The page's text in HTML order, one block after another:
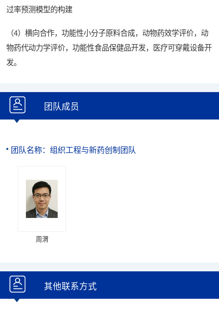
过率预测模型的构建
（4）横向合作，功能性小分子原料合成，动物药效学评价，动
物药代动力学评价，功能性食品保健品开发，医疗可穿戴设备开
发。
团队成员
团队名称：组织工程与新药创制团队
周渭
其他联系方式